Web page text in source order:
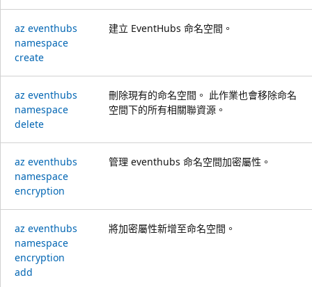
az eventhubs
namespace
create
建立 EventHubs 命名空間。
az eventhubs
namespace
delete
刪除現有的命名空間。 此作業也會移除命名
空間下的所有相關聯資源。
az eventhubs
namespace
encryption
管理 eventhubs 命名空間加密屬性。
az eventhubs
namespace
encryption
add
將加密屬性新增至命名空間。